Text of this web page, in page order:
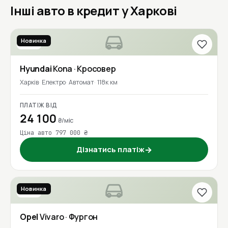
Інші авто в кредит у Харкові
2019
Новинка
HyundaiKona · Кросовер
Харків Електро Автомат 118к км
ПЛАТІЖ ВІД
24 100 ₴/міс
Ціна авто 797 000 ₴
Дізнатись платіж→
2018
Новинка
OpelVivaro· Фургон